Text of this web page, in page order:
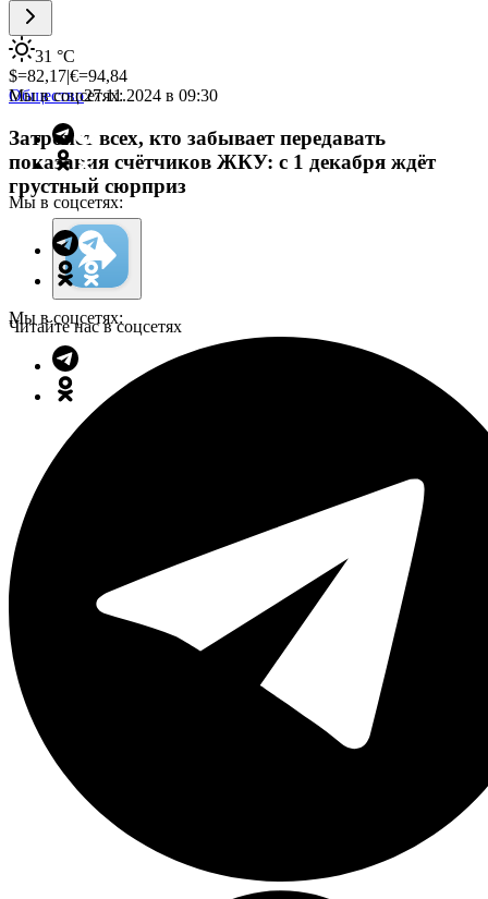
31 °C
$=82,17|€=94,84
Мы в соцсетях:
Мы в соцсетях:
Мы в соцсетях:
Общество27.11.2024 в 09:30
Затронет всех, кто забывает передавать
показания счётчиков ЖКУ: с 1 декабря ждёт
грустный сюрприз
Читайте нас в соцсетях